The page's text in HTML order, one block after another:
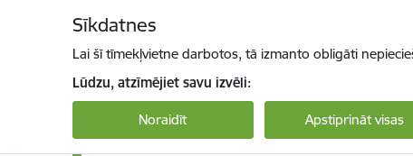
Sīkdatnes
Lai šī tīmekļvietne darbotos, tā izmanto obligāti
Lūdzu, atzīmējiet savu izvēli:
Noraidīt Apstiprināt visas